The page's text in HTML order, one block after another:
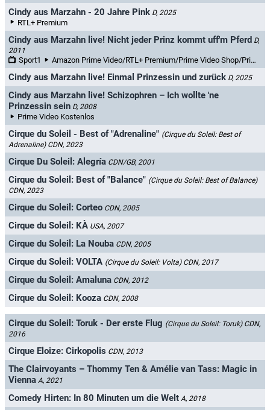
Cindy aus Marzahn - 20 Jahre Pink D, 2025
RTL+ Premium
Cindy aus Marzahn live! Nicht jeder Prinz kommt uff'm Pferd D,
2011
Sport1 Amazon Prime Video/RTL+ Premium/Prime Video Shop/Prime Video Kostenlos/waiputhek/MySpass
Cindy aus Marzahn live! Einmal Prinzessin und zurück D, 2025
Cindy aus Marzahn live! Schizophren – Ich wollte 'ne
Prinzessin sein D, 2008
Prime Video Kostenlos
Cirque du Soleil - Best of "Adrenaline" (Cirque du Soleil: Best of
Adrenaline) CDN, 2023
Cirque Du Soleil: Alegría CDN/GB, 2001
Cirque du Soleil: Best of "Balance" (Cirque du Soleil: Best of Balance)
CDN, 2023
Cirque du Soleil: Corteo CDN, 2005
Cirque du Soleil: KÀ USA, 2007
Cirque du Soleil: La Nouba CDN, 2005
Cirque du Soleil: VOLTA (Cirque du Soleil: Volta) CDN, 2017
Cirque du Soleil: Amaluna CDN, 2012
Cirque du Soleil: Kooza CDN, 2008
Cirque du Soleil: Toruk - Der erste Flug (Cirque du Soleil: Toruk) CDN,
2016
Cirque Eloize: Cirkopolis CDN, 2013
The Clairvoyants – Thommy Ten & Amélie van Tass: Magic in
Vienna A, 2021
Comedy Hirten: In 80 Minuten um die Welt A, 2018